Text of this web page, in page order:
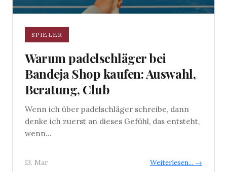
SPIELER
Warum padelschläger bei
Bandeja Shop kaufen: Auswahl,
Beratung, Club
Wenn ich über padelschläger schreibe, dann
denke ich zuerst an dieses Gefühl, das entsteht,
wenn...
13. Mar Weiterlesen... →